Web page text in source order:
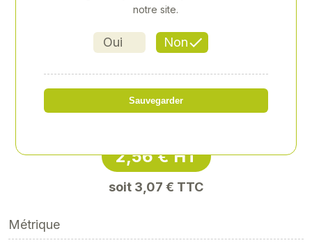
"DOUILLE 3/8"" 10MM"
2,56 € HT
soit 3,07 € TTC
Métrique
Oui Non
notre site.
Sauvegarder